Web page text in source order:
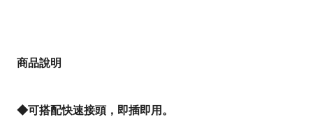
商品說明
◆可搭配快速接頭，即插即用。